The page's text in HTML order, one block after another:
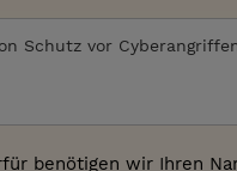
Schutz vor
benötigen wir Ihren